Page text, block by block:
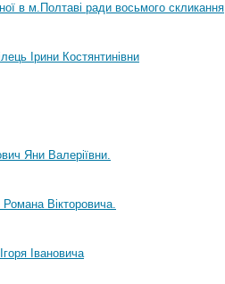
в м.Полтаві ради восьмого скликання
Ірини Костянтинівни
Яни Валеріївни.
Романа Вікторовича.
Івановича